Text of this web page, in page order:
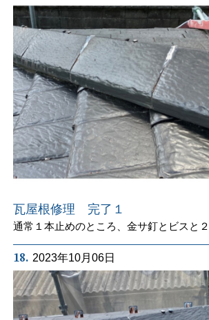
瓦屋根修理 完了１
通常１本止めのところ、金サ釘とビスと
18. 2023年10月06日